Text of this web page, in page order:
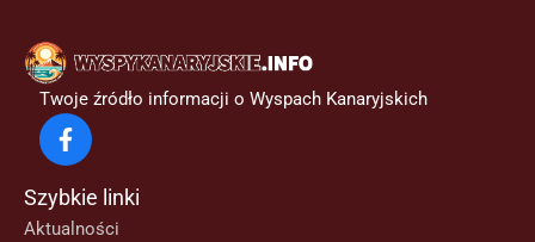
Twoje źródło informacji o Wyspach Kanaryjskich
Szybkie linki
Aktualności